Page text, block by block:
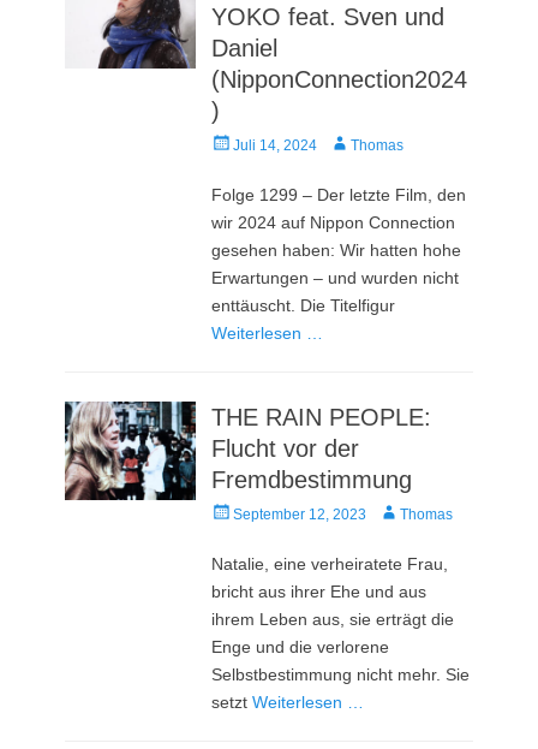
YOKO feat. Sven und
Daniel
(NipponConnection2024
)
Veröffentlicht
Juli 14, 2024 AutorThomas
Folge 1299 – Der letzte Film, den
wir 2024 auf Nippon Connection
gesehen haben: Wir hatten hohe
Erwartungen – und wurden nicht
enttäuscht. Die Titelfigur
Weiterlesen …
THE RAIN PEOPLE:
Flucht vor der
Fremdbestimmung
Veröffentlicht
September 12, 2023 AutorThomas
Natalie, eine verheiratete Frau,
bricht aus ihrer Ehe und aus
ihrem Leben aus, sie erträgt die
Enge und die verlorene
Selbstbestimmung nicht mehr. Sie
setztWeiterlesen …